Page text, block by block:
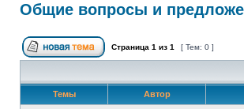
Общие вопросы и
Страница 1 из 1 [ Тем: 0 ]
Темы Автор